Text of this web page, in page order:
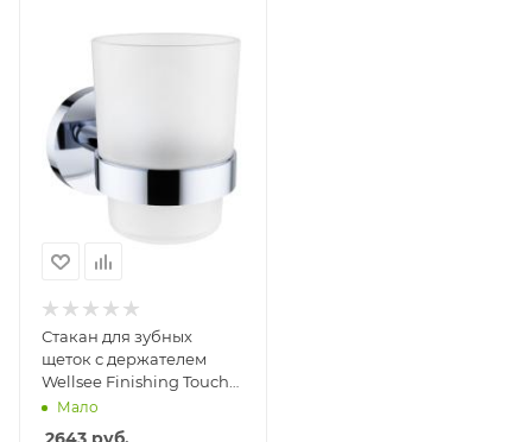
Стакан для зубных
щеток с держателем
Wellsee Finishing Touch
182506000
Мало